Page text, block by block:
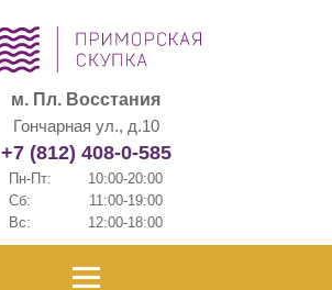
м. Пл. Восстания
Гончарная ул., д.10
+7 (812) 408-0-585
Пн-Пт:
10:00-20:00
Сб:
11:00-19:00
Вс:
12:00-18:00